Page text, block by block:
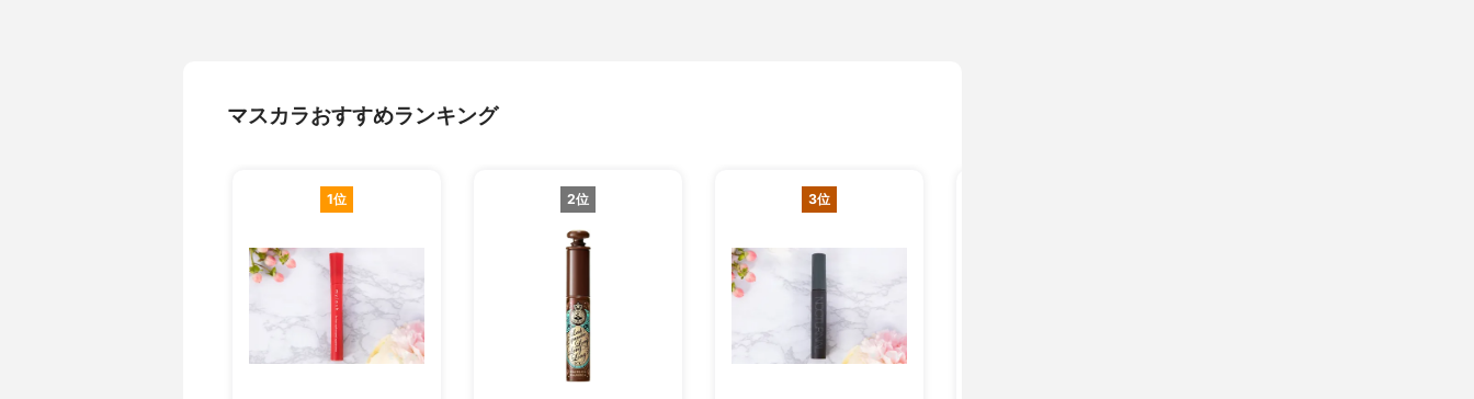
マスカラおすすめランキング
1位 2位 3位